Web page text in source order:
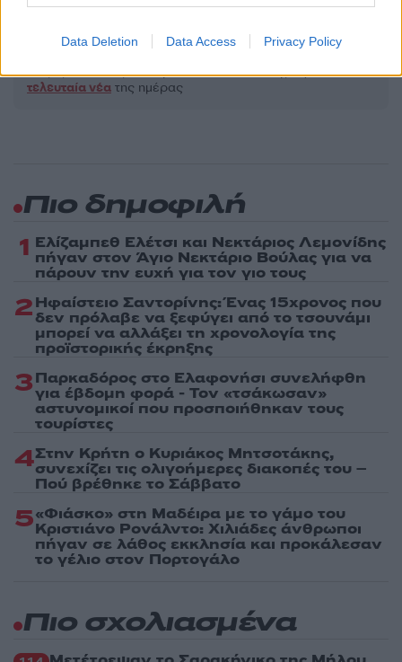
Data Deletion Data Access Privacy Policy
Share:
ενημερωθείτε πρώτοι για όλη την ειδησεογραφία και τα
τελευταία νέα της ημέρας
Πιο δημοφιλή
1 Ελίζαμπεθ Ελέτσι και Νεκτάριος Λεμονίδης
πήγαν στον Άγιο Νεκτάριο Βούλας για να
πάρουν την ευχή για τον γιο τους
2Ηφαίστειο Σαντορίνης: Ένας 15χρονος που
δεν πρόλαβε να ξεφύγει από το τσουνάμι
μπορεί να αλλάξει τη χρονολογία της
προϊστορικής έκρηξης
3Παρκαδόρος στο Ελαφονήσι συνελήφθη
για έβδομη φορά - Τον «τσάκωσαν»
αστυνομικοί που προσποιήθηκαν τους
τουρίστες
4Στην Κρήτη ο Κυριάκος Μητσοτάκης,
συνεχίζει τις ολιγοήμερες διακοπές του –
Πού βρέθηκε το Σάββατο
5«Φιάσκο» στη Μαδέιρα με το γάμο του
Κριστιάνο Ρονάλντο: Χιλιάδες άνθρωποι
πήγαν σε λάθος εκκλησία και προκάλεσαν
το γέλιο στον Πορτογάλο
Πιο σχολιασμένα